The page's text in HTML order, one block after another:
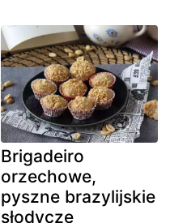
Brigadeiro
orzechowe,
pyszne brazylijskie
słodycze